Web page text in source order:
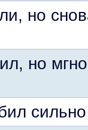
но
но